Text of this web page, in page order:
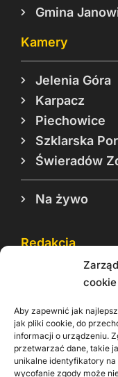
cookie
Aby zapewnić jak
jak pliki cookie, do
informacji o urządzeniu.
przetwarzać dane, takie
unikalne identyfikatory
wycofanie zgody może
Gmina
Kamery
Jelenia Góra
Karpacz
Piechowice
Szklarska
Świeradów
Na żywo
Redakcja
Reklama
Rodo
Kontakt